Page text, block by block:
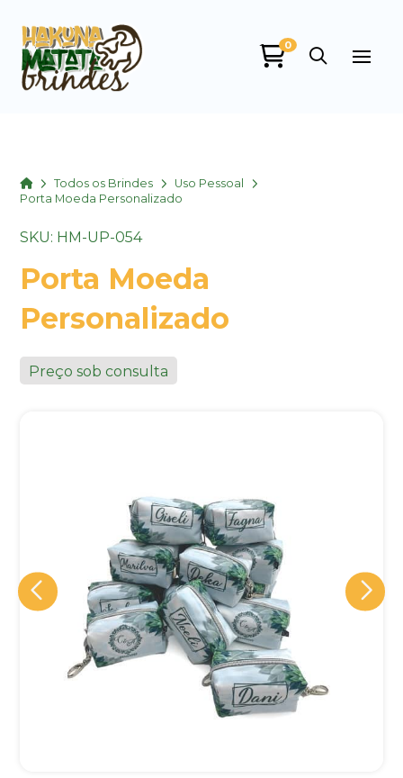
0
HomeTodos os Brindes
Uso Pessoal
Porta Moeda Personalizado
SKU: HM-UP-054
Porta Moeda
Personalizado
Preço sob consulta